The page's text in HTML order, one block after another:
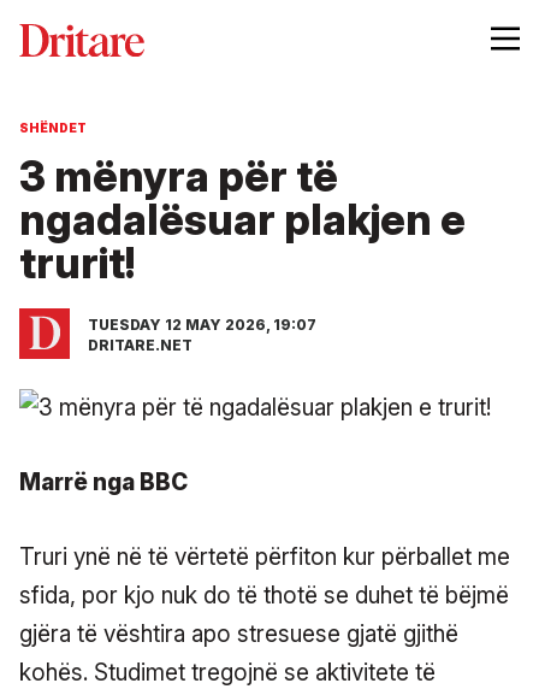
SHËNDET
3 mënyra për të
ngadalësuar plakjen e
trurit!
TUESDAY 12 MAY 2026, 19:07
DRITARE.NET
Marrë nga BBC
Truri ynë në të vërtetë përfiton kur përballet me
sfida, por kjo nuk do të thotë se duhet të bëjmë
gjëra të vështira apo stresuese gjatë gjithë
kohës. Studimet tregojnë se aktivitete të